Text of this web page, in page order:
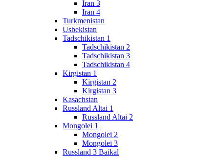
Iran 3
Iran 4
Turkmenistan
Usbekistan
Tadschikistan 1
Tadschikistan 2
Tadschikistan 3
Tadschikistan 4
Kirgistan 1
Kirgistan 2
Kirgistan 3
Kasachstan
Russland Altai 1
Russland Altai 2
Mongolei 1
Mongolei 2
Mongolei 3
Russland 3 Baikal